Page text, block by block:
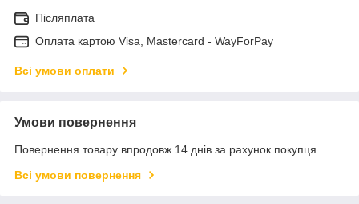
Післяплата
Оплата картою Visa, Mastercard - WayForPay
Всі умови оплати
Умови повернення
Повернення товару впродовж 14 днів за рахунок покупця
Всі умови повернення